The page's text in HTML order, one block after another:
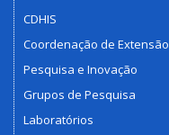
CDHIS
Coordenação de Extensão
Pesquisa e Inovação
Grupos de Pesquisa
Laboratórios